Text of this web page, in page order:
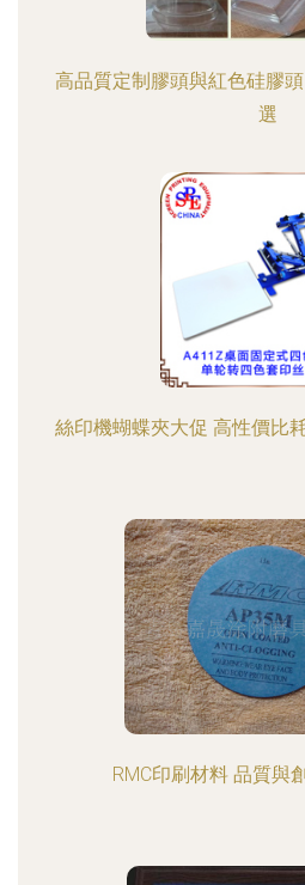
高品質定制膠頭與紅色硅膠
選
絲印機蝴蝶夾大促 高性價比
RMC印刷材料 品質與